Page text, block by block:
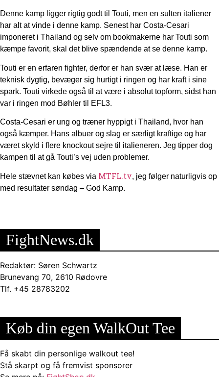
Denne kamp ligger rigtig godt til Touti, men en sulten italiener
har alt at vinde i denne kamp. Senest har Costa-Cesari
imponeret i Thailand og selv om bookmakerne har Touti som
kæmpe favorit, skal det blive spændende at se denne kamp.
Touti er en erfaren fighter, derfor er han svær at læse. Han er
teknisk dygtig, bevæger sig hurtigt i ringen og har kraft i sine
spark. Touti virkede også til at være i absolut topform, sidst han
var i ringen mod Bøhler til EFL3.
Costa-Cesari er ung og træner hyppigt i Thailand, hvor han
også kæmper. Hans albuer og slag er særligt kraftige og har
været skyld i flere knockout sejre til italieneren. Jeg tipper dog
kampen til at gå Touti’s vej uden problemer.
Hele stævnet kan købes via MTFL.tv, jeg følger naturligvis op
med resultater søndag – God Kamp.
FightNews.dk
Redaktør: Søren Schwartz
Brunevang 70, 2610 Rødovre
Tlf. +45 28783202
Køb din egen WalkOut Tee
Få skabt din personlige walkout tee!
Stå skarpt og få fremvist sponsorer